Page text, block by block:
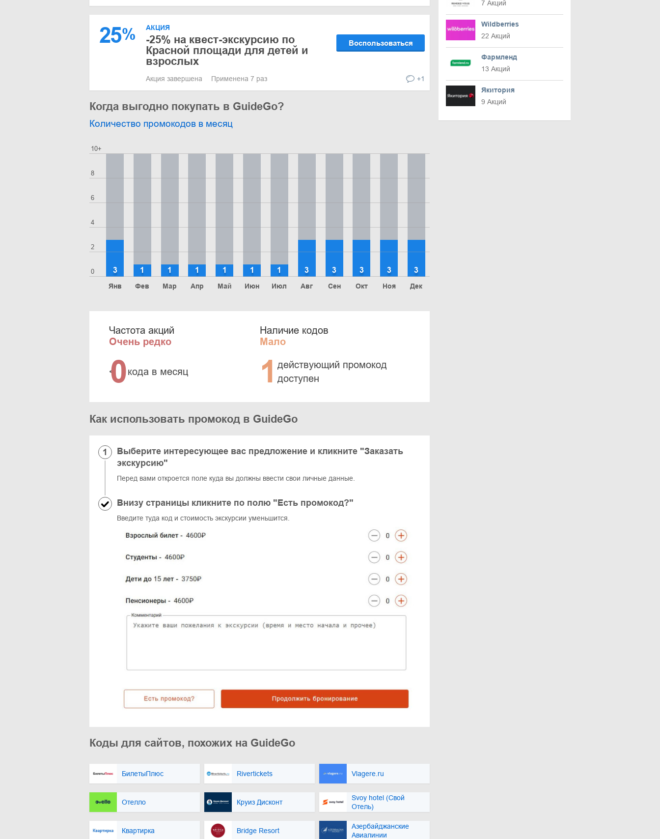
25% АКЦИЯ
-25% на квест-экскурсию по
Красной площади для детей и
взрослых
Воспользоваться
Акция завершена Применена 7 раз +1
Когда выгодно покупать в GuideGo?
Количество промокодов в месяц
0
2
4
6
8
10+
Янв
3
Фев
1
Мар
1
Апр
1
Май
1
Июн
1
Июл
1
Авг
3
Сен
3
Окт
3
Ноя
3
Дек
3
Частота акций
Очень редко
<0кода в месяц
Наличие кодов
Мало
1 действующий промокод
доступен
Как использовать промокод в GuideGo
Выберите интересующее вас предложение и кликните "Заказать
экскурсию"
Перед вами откроется поле куда вы должны ввести свои личные данные.
Внизу страницы кликните по полю "Есть промокод?"
Введите туда код и стоимость экскурсии уменьшится.
Коды для сайтов, похожих на GuideGo
БилетыПлюс Rivertickets Vlagere.ru
Отелло Круиз Дисконт
Svoy hotel (Свой
Отель)
Квартирка Bridge Resort
Азербайджанские
Авиалинии
7 Акций
Wildberries
22 Акций
Фармленд
13 Акций
Якитория
9 Акций